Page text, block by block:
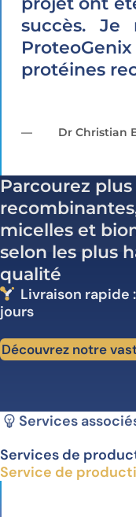
succès. Je
protéines
Dr Christian
Parcourez
micelles et
selon les plus
qualité
Livraison rapide
jours
Découvrez notre
Services
Services de
Service de